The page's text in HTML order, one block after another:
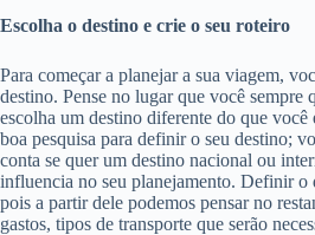
Escolha o destino e crie o seu roteiro
Para começar a planejar a sua viagem,
destino. Pense no lugar que você sempre
escolha um destino diferente do que você
boa pesquisa para definir o seu destino;
conta se quer um destino nacional ou
influencia no seu planejamento. Definir o
pois a partir dele podemos pensar no
gastos, tipos de transporte que serão